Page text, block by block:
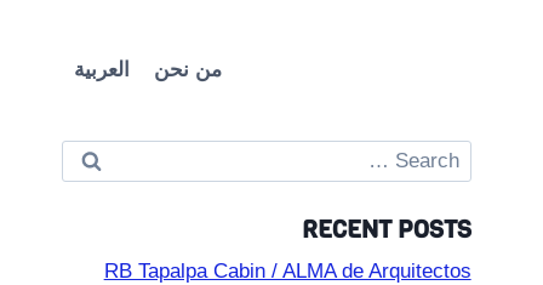
من نحن العربية
Search
for:
RECENT POSTS
RB Tapalpa Cabin / ALMA de Arquitectos